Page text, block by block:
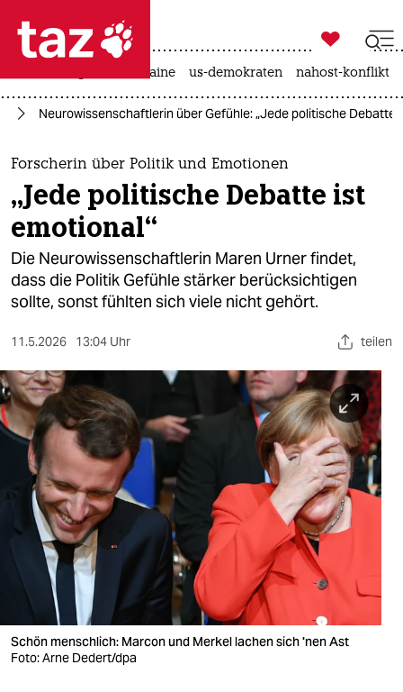
 taz zahl ich
taz zahl ich
themen
politik
öko
gesellschaft
sport
berlin
nord
wahrheit
verlag
verlag
veranstaltungen
shop
fragen & hilfe

taz zahl ich
krieg in der ukraine us-demokraten nahost-konflikt
Neurowissenschaftlerin über Gefühle: „Jede politische Debatte
Forscherin über Politik und Emotionen
„Jede politische Debatte ist
emotional“
Die Neurowissenschaftlerin Maren Urner findet,
dass die Politik Gefühle stärker berücksichtigen
sollte, sonst fühlten sich viele nicht gehört.
11.5.2026 13:04 Uhr teilen
Schön menschlich: Marcon und Merkel lachen sich 'nen Ast
Foto: Arne Dedert/dpa